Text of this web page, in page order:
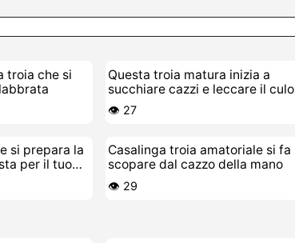
troia che si
Questa troia matura inizia a
succhiare cazzi e leccare il culo
in cesso
👁️ 27
si prepara la
per il tuo
Casalinga troia amatoriale si fa
scopare dal cazzo della mano
👁️ 29